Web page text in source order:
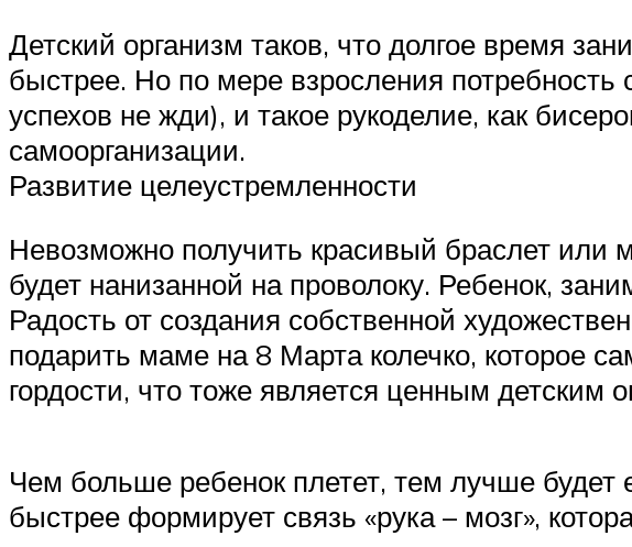
Детский организм таков, что долгое время
быстрее. Но по мере взросления потребность
успехов не жди), и такое рукоделие, как
самоорганизации.
Развитие целеустремленности
Невозможно получить красивый браслет или
будет нанизанной на проволоку. Ребенок,
Радость от создания собственной
подарить маме на 8 Марта колечко, которое
гордости, что тоже является ценным детским
Чем больше ребенок плетет, тем лучше будет
быстрее формирует связь «рука – мозг»,